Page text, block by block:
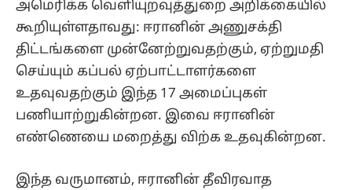
அமெரிக்க வெளியுறவுத்துறை அறிக்கையில்
கூறியுள்ளதாவது: ஈரானின் அணுசக்தி
திட்டங்களை முன்னேற்றுவதற்கும், ஏற்றுமதி
செய்யும் கப்பல் ஏற்பாட்டாளர்களை
உதவுவதற்கும் இந்த 17 அமைப்புகள்
பணியாற்றுகின்றன. இவை ஈரானின்
எண்ணெயை மறைத்து விற்க உதவுகின்றன.
இந்த வருமானம், ஈரானின் தீவிரவாத